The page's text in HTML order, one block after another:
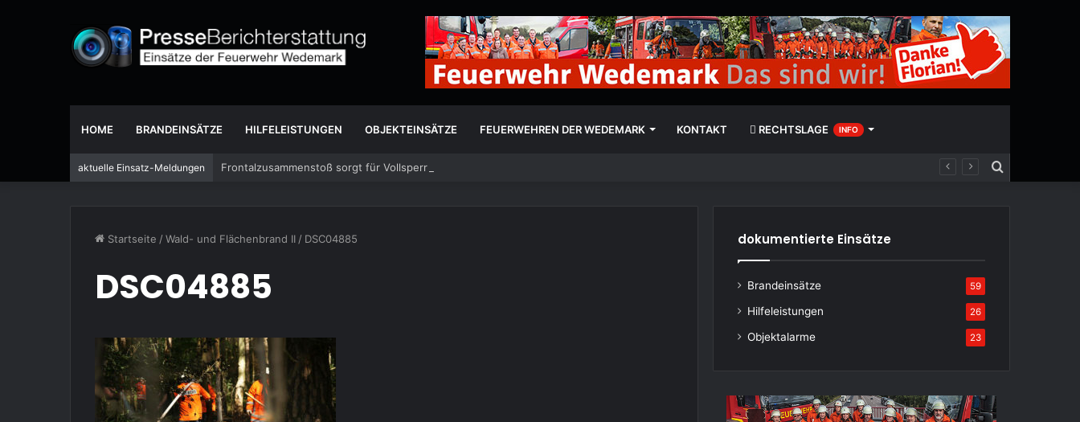
HOME BRANDEINSÄTZE HILFELEISTUNGEN OBJEKTEINSÄTZE FEUERWEHREN DER WEDEMARK KONTAKT RECHTSLAGE INFO
aktuelle Einsatz-Meldungen Frontalzusammenstoß sorgt für Vollsperrung
Suchen
Startseite /Wald- und Flächenbrand II / DSC04885
DSC04885
dokumentierte Einsätze
Brandeinsätze 59
Hilfeleistungen 26
Objektalarme 23